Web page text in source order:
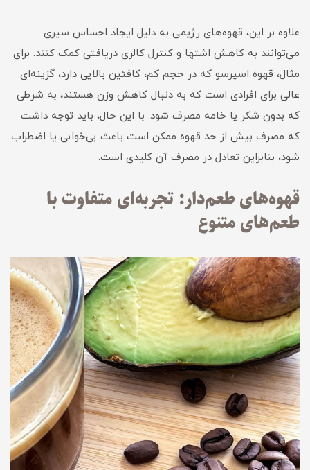
علاوه بر این، قهوه‌های رژیمی به دلیل ایجاد احساس سیری
می‌توانند به کاهش اشتها و کنترل کالری دریافتی کمک کنند. برای
مثال، قهوه اسپرسو که در حجم کم، کافئین بالایی دارد، گزینه‌ای
عالی برای افرادی است که به دنبال کاهش وزن هستند، به شرطی
که بدون شکر یا خامه مصرف شود. با این حال، باید توجه داشت
که مصرف بیش از حد قهوه ممکن است باعث بی‌خوابی یا اضطراب
شود، بنابراین تعادل در مصرف آن کلیدی است.
قهوه‌های طعم‌دار: تجربه‌ای متفاوت با
طعم‌های متنوع